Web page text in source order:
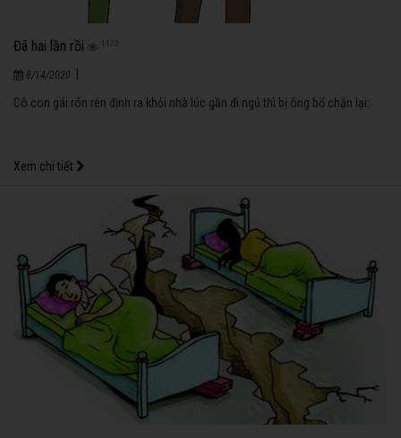
Đã hai lần rồi 1172
8/14/2020
Cô con gái rón rén định ra khỏi nhà lúc gần đi ngủ thì bị ông bố chặn lại:
Xem chi tiết